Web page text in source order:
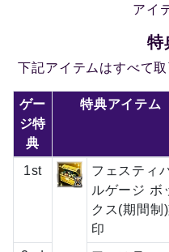
アイ
特
下記アイテムはすべて
ゲー
ジ特
典
特典アイテム
1st
フェスティ
ルゲージ ボ
クス(期間制)
印